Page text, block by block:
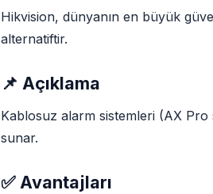
Hikvision, dünyanın en büyük
alternatiftir.
📌 Açıklama
Kablosuz alarm sistemleri (AX
sunar.
✅ Avantajları